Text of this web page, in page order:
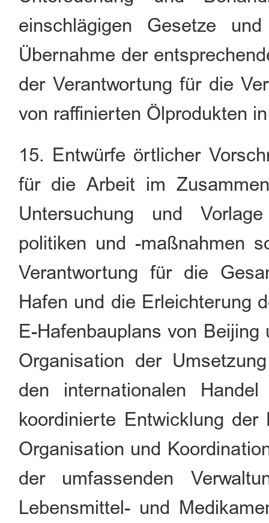
einschlägigen Gesetze
Übernahme der
der Verantwortung für die
von raffinierten Ölprodukten
15. Entwürfe örtlicher
für die Arbeit im
Untersuchung und
politiken und -maßnahmen
Verantwortung für die
Hafen und die Erleichterung
E-Hafenbauplans von
Organisation der
den internationalen
koordinierte Entwicklung
Organisation und
der umfassenden
Lebensmittel- und